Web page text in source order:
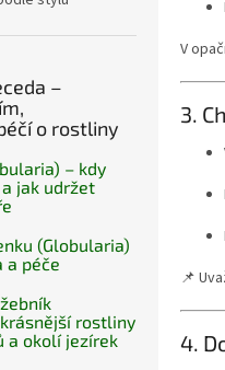
–
o rostliny
– kdy
jak udržet
(Globularia)
a péče
rostliny
a okolí jezírek
V
3.
📌
4.